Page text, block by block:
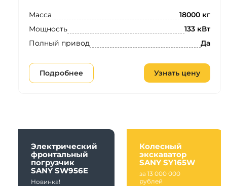
Масса 18000 кг
Мощность 133 кВт
Полный привод Да
Подробнее Узнать цену
Электрический
фронтальный
погрузчик
SANY SW956E
Новинка!
Колесный
экскаватор
SANY SY165W
за 13 000 000
рублей